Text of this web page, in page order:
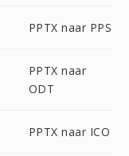
PPTX naar PPS
PPTX naar
ODT
PPTX naar ICO